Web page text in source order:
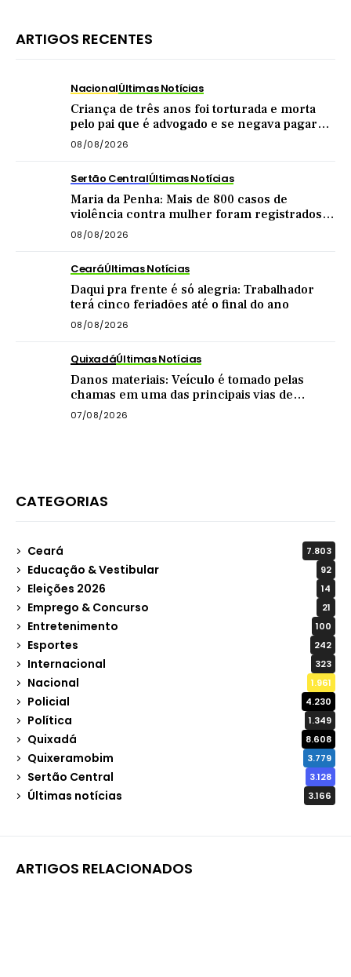
ARTIGOS RECENTES
NacionalÚltimas Notícias
Criança de três anos foi torturada e morta
pelo pai que é advogado e se negava pagar
pensão
08/08/2026
Sertão CentralÚltimas Notícias
Maria da Penha: Mais de 800 casos de
violência contra mulher foram registrados
no Sertão Central este ano
08/08/2026
CearáÚltimas Notícias
Daqui pra frente é só alegria: Trabalhador
terá cinco feriadões até o final do ano
08/08/2026
QuixadáÚltimas Notícias
Danos materiais: Veículo é tomado pelas
chamas em uma das principais vias de
Quixadá
07/08/2026
CATEGORIAS
Ceará 7.803
Educação & Vestibular 92
Eleições 2026 14
Emprego & Concurso 21
Entretenimento 100
Esportes 242
Internacional 323
Nacional 1.961
Policial 4.230
Política 1.349
Quixadá 8.608
Quixeramobim 3.779
Sertão Central 3.128
Últimas notícias 3.166
ARTIGOS RELACIONADOS